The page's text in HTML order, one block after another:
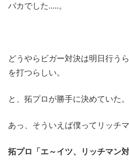
バカでした.....。
どうやらビガー対決は明日行う
を打つらしい。
と、拓プロが勝手に決めていた。
あっ、そういえば僕ってリッチ
拓プロ「エ～イツ、リッチマン